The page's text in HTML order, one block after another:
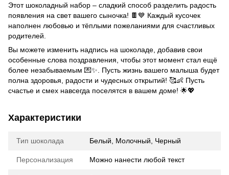
Этот шоколадный набор – сладкий способ разделить радость
появления на свет вашего сыночка! 🍫💙 Каждый кусочек
наполнен любовью и тёплыми пожеланиями для счастливых
родителей.
Вы можете изменить надпись на шоколаде, добавив свои
особенные слова поздравления, чтобы этот момент стал ещё
более незабываемым 💌✨. Пусть жизнь вашего малыша будет
полна здоровья, радости и чудесных открытий! 🥰👶 Пусть
счастье и смех навсегда поселятся в вашем доме! 🌟💖
Характеристики
Тип шоколада Белый, Молочный, Черный
Персонализация Можно нанести любой текст